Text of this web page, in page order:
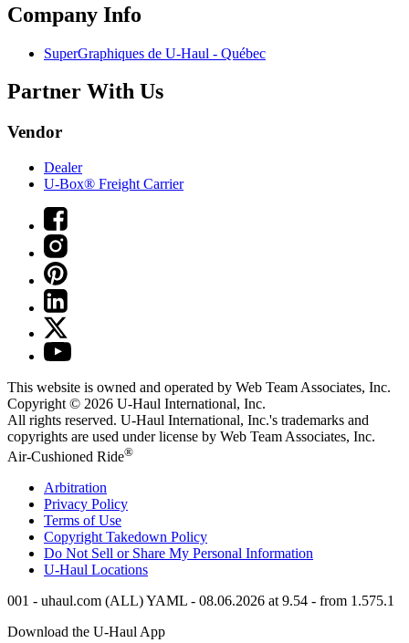
Company Info
SuperGraphiques de U-Haul - Québec
Partner With Us
Vendor
Dealer
U-Box® Freight Carrier
This website is owned and operated by Web Team Associates, Inc.
Copyright © 2026 U-Haul International, Inc.
All rights reserved. U-Haul International, Inc.'s trademarks and
copyrights are used under license by Web Team Associates, Inc.
Air-Cushioned Ride®
Arbitration
Privacy Policy
Terms of Use
Copyright Takedown Policy
Do Not Sell or Share My Personal Information
U-Haul Locations
001 - uhaul.com (ALL) YAML - 08.06.2026 at 9.54 - from 1.575.1
Download the U-Haul App